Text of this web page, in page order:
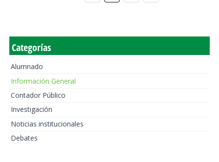
Categorías
Alumnado
Información General
Contador Público
Investigación
Noticias institucionales
Debates